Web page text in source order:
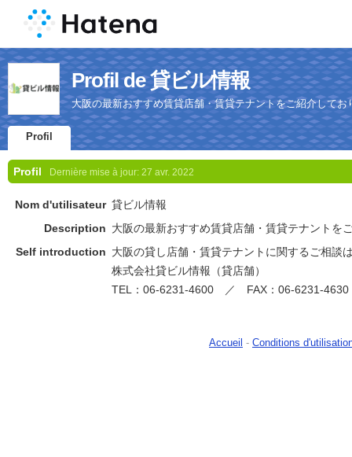
Profil de 貸ビル情報
大阪の最新おすすめ賃貸店舗・賃貸テナントをご紹介してお
Profil
Profil Dernière mise à jour: 27 avr. 2022
Nom d'utilisateur 貸ビル情報
Description 大阪の最新おすすめ賃貸店舗・賃貸テナントを
Self introduction 大阪の貸し店舗・賃貸テナントに関するご相談
株式会社貸ビル情報（貸店舗）
TEL：06-6231-4600 ／ FAX：06-6231-4630
Accueil - Conditions